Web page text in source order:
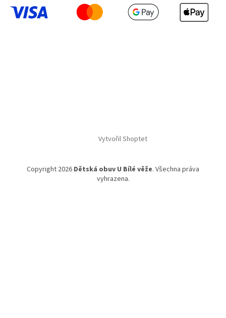
Vytvořil Shoptet
Copyright 2026 Dětská obuv U Bílé věže. Všechna práva
vyhrazena.